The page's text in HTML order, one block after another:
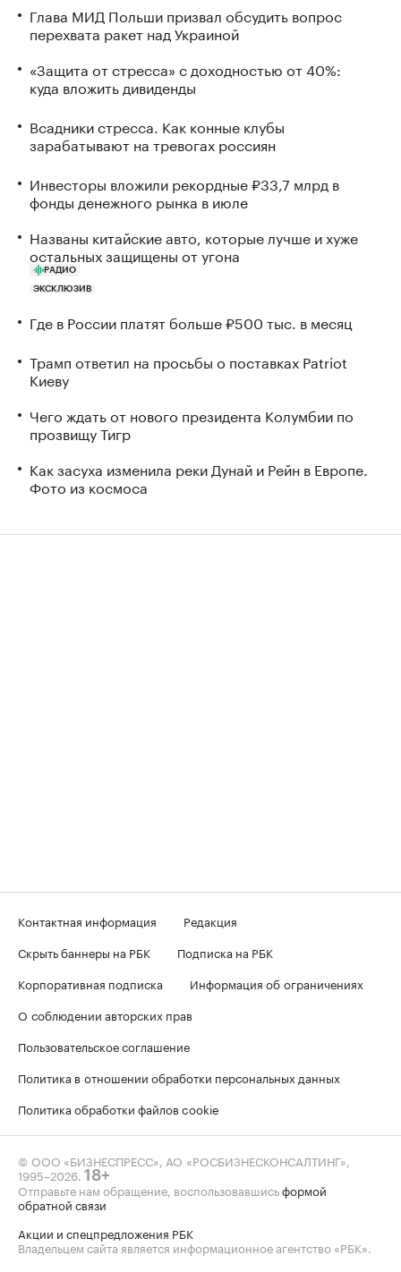
Глава МИД Польши призвал обсудить вопрос
перехвата ракет над Украиной
«Защита от стресса» с доходностью от 40%:
куда вложить дивиденды
Всадники стресса. Как конные клубы
зарабатывают на тревогах россиян
Инвесторы вложили рекордные ₽33,7 млрд в
фонды денежного рынка в июле
Названы китайские авто, которые лучше и хуже
остальных защищены от угона
РАДИО
ЭКСКЛЮЗИВ
Где в России платят больше ₽500 тыс. в месяц
Трамп ответил на просьбы о поставках Patriot
Киеву
Чего ждать от нового президента Колумбии по
прозвищу Тигр
Как засуха изменила реки Дунай и Рейн в Европе.
Фото из космоса
Контактная информация
Редакция
Скрыть баннеры на РБК
Подписка на РБК
Корпоративная подписка
Информация об ограничениях
О соблюдении авторских прав
Пользовательское соглашение
Политика в отношении обработки персональных данных
Политика обработки файлов cookie
© ООО «БИЗНЕСПРЕСС», АО «РОСБИЗНЕСКОНСАЛТИНГ»,
1995–2026 18+
Отправьте нам обращение, воспользовавшисьформой
обратной связи
Акции и спецпредложения РБК
Владельцем сайта является информационное агентство «РБК».